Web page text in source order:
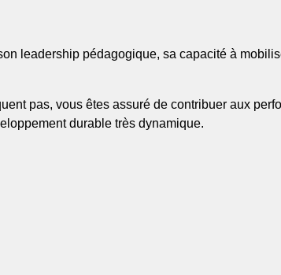
leadership pédagogique, sa capacité à
pas, vous êtes assuré de contribuer aux
durable très dynamique.